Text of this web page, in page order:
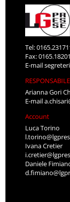
Tel:
Fax:
E-mail
Arianna Gori
E-mail
Account
Luca Torino
Ivana Cretier
Daniele